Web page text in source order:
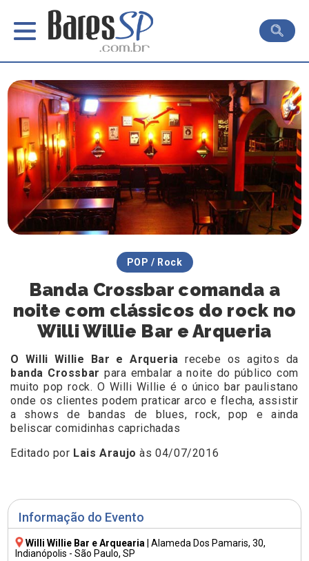
Informação do Evento
Willi Willie Bar e Arquearia | Alameda Dos Pamaris, 30
Indianópolis - São Paulo, SP
POP / Rock
Banda Crossbar comanda a
noite com clássicos do rock no
Willi Willie Bar e Arqueria
O Willi Willie Bar e Arqueriarecebe os agitos da
banda Crossbar para embalar a noite do público com
muito pop rock. O Willi Willie é o único bar paulistano
onde os clientes podem praticar arco e flecha, assistir
a shows de bandas de blues, rock, pop e ainda
beliscar comidinhas caprichadas
Editado por Lais Araujo às 04/07/2016